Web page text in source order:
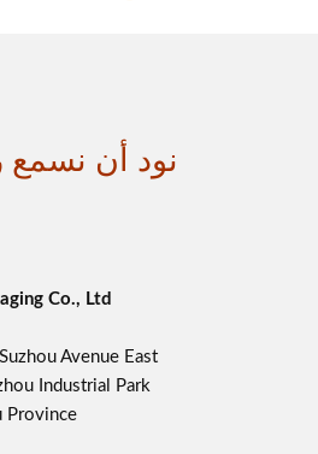
نود أن نسمع
Co., Ltd
Avenue East,
Industrial Park,
Province,